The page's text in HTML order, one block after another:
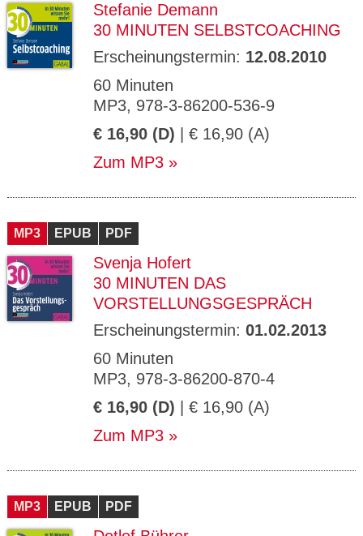
Stefanie Demann
30 MINUTEN SELBSTCOACHING
Erscheinungstermin: 12.08.2010
60 Minuten
MP3, 978-3-86200-536-9
€ 16,90 (D) | € 16,90 (A)
Zum MP3
MP3 EPUB PDF
Svenja Hofert
30 MINUTEN DAS
VORSTELLUNGSGESPRÄCH
Erscheinungstermin: 01.02.2013
60 Minuten
MP3, 978-3-86200-870-4
€ 16,90 (D) | € 16,90 (A)
Zum MP3
MP3 EPUB PDF